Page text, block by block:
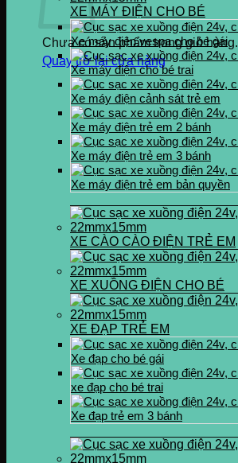
Chưa có sản phẩm trong giỏ hàng.
Quay trở lại cửa hàng
XE MÁY ĐIỆN CHO BÉ
Xe máy điện vespa cho bé gái
Xe máy điện cho bé trai
Xe máy điện cảnh sát trẻ em
Xe máy điện trẻ em 2 bánh
Xe máy điện trẻ em 3 bánh
Xe máy điện trẻ em bản quyền
XE CÀO CÀO ĐIỆN TRẺ EM
XE XUỒNG ĐIỆN CHO BÉ
XE ĐẠP TRẺ EM
Xe đạp cho bé gái
xe đạp cho bé trai
Xe đạp trẻ em 3 bánh